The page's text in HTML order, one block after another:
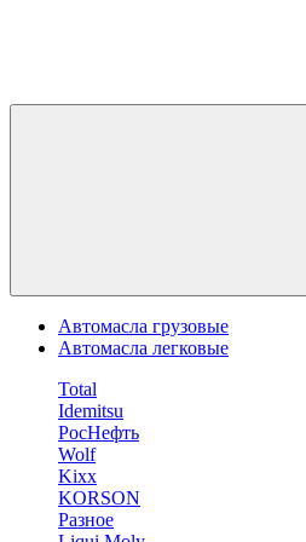
Автомасла грузовые
Автомасла легковые
Total
Idemitsu
РосНефть
Wolf
Kixx
KORSON
Разное